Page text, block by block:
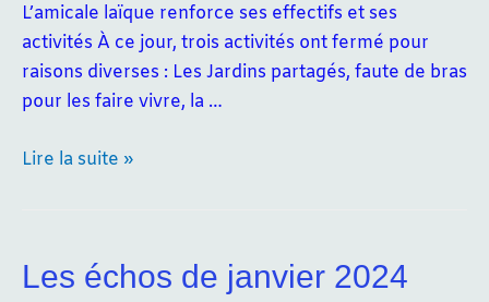
Laïque
de
Casteljaloux
L’amicale laïque renforce ses effectifs et ses
activités À ce jour, trois activités ont fermé pour
raisons diverses : Les Jardins partagés, faute de bras
pour les faire vivre, la …
Assemblée
Lire la suite »
Les échos de janvier 2024